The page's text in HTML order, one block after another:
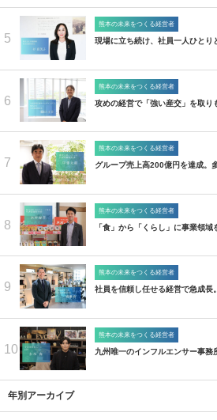
5
熊本の未来をつくる経営者
現場に立ち続け、社員一人ひと
6
熊本の未来をつくる経営者
攻めの経営で「強い産交」を取り
7
熊本の未来をつくる経営者
グループ売上高200億円を達成。
8
熊本の未来をつくる経営者
「食」から「くらし」に事業領
9
熊本の未来をつくる経営者
社員を信頼し任せる経営で急成
10
熊本の未来をつくる経営者
九州唯一のインフルエンサー事務
年別アーカイブ